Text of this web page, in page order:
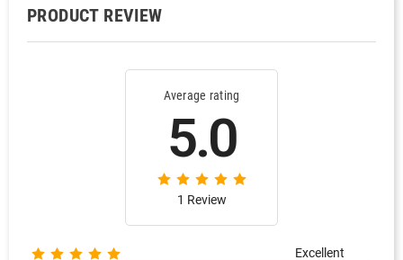
PRODUCT REVIEW
Average rating
5.0
1 Review
Excellent